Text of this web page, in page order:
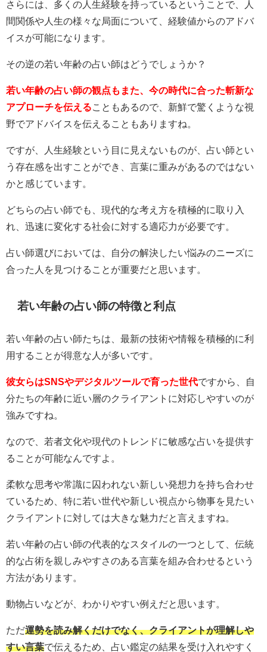
さらには、多くの人生経験を持っているということで、人
間関係や人生の様々な局面について、経験値からのアドバ
イスが可能になります。
その逆の若い年齢の占い師はどうでしょうか？
若い年齢の占い師の観点もまた、今の時代に合った斬新な
アプローチを伝える こともあるので、新鮮で驚くような視
野でアドバイスを伝えることもありますね。
ですが、人生経験という目に見えないものが、占い師とい
う存在感を出すことができ、言葉に重みがあるのではない
かと感じています。
どちらの占い師でも、現代的な考え方を積極的に取り入
れ、迅速に変化する社会に対する適応力が必要です。
占い師選びにおいては、自分の解決したい悩みのニーズに
合った人を見つけることが重要だと思います。
若い年齢の占い師の特徴と利点
若い年齢の占い師たちは、最新の技術や情報を積極的に利
用することが得意な人が多いです。
彼女らはSNSやデジタルツールで育った世代ですから、自
分たちの年齢に近い層のクライアントに対応しやすいのが
強みですね。
なので、若者文化や現代のトレンドに敏感な占いを提供す
ることが可能なんですよ。
柔軟な思考や常識に囚われない新しい発想力を持ち合わせ
ているため、特に若い世代や新しい視点から物事を見たい
クライアントに対しては大きな魅力だと言えますね。
若い年齢の占い師の代表的なスタイルの一つとして、伝統
的な占術を親しみやすさのある言葉を組み合わせるという
方法があります。
動物占いなどが、わかりやすい例えだと思います。
ただ運勢を読み解くだけでなく、クライアントが理解しや
すい言葉で伝えるため、占い鑑定の結果を受け入れやすく